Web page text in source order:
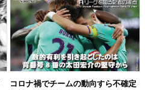
コロナ禍でチームの動向すら不確定